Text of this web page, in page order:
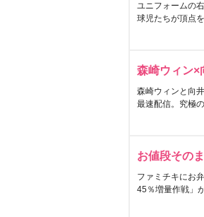
ユニフォームの
球児たちが頂点
森崎ウィン×
森崎ウィンと向
最速配信。究極
お値段その
ファミチキにお
45％増量作戦」